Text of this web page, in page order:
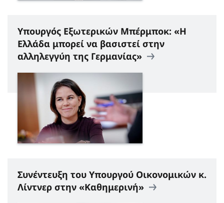
Υπουργός Εξωτερικών Μπέρμποκ: «Η
Ελλάδα μπορεί να βασιστεί στην
αλληλεγγύη της Γερμανίας»
Συνέντευξη του Υπουργού Οικονομικών κ.
Λίντνερ στην «Καθημερινή»